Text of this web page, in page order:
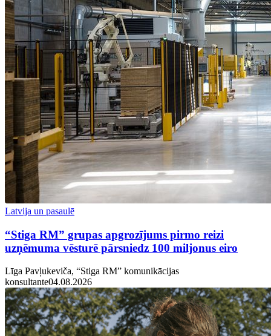
Latvija un pasaulē
“Stiga RM” grupas apgrozījums pirmo reizi
uzņēmuma vēsturē pārsniedz 100 miljonus eiro
Līga Pavļukeviča, “Stiga RM” komunikācijas
konsultante04.08.2026